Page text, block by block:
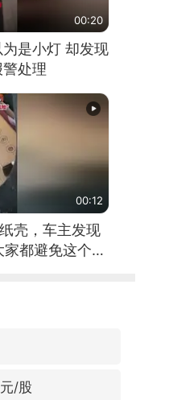
00:20
是小灯 却发现
处理
00:12
壳，车主发现
都避免这个危
/股